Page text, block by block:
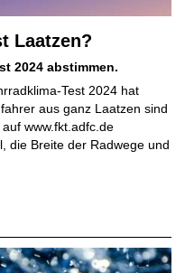
Laatzen?
2024 abstimmen.
Test 2024 hat
aus ganz Laatzen sind
www.fkt.adfc.de
die Breite der Radwege und